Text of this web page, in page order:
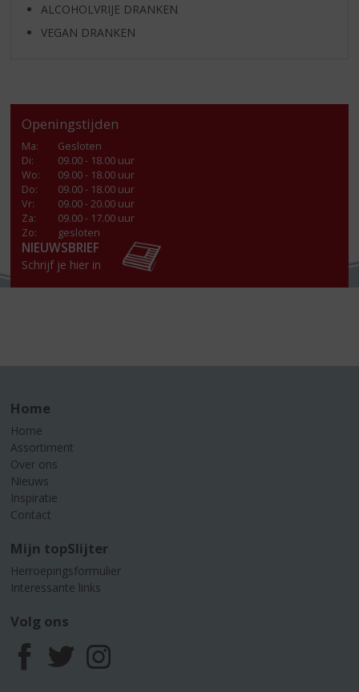
ALCOHOLVRIJE DRANKEN
VEGAN DRANKEN
Openingstijden
Ma:
Gesloten
Di:
09.00 - 18.00 uur
Wo:
09.00 - 18.00 uur
Do:
09.00 - 18.00 uur
Vr:
09.00 - 20.00 uur
Za:
09.00 - 17.00 uur
Zo:
gesloten
NIEUWSBRIEF
Schrijf je hier in
Home
Home
Assortiment
Over ons
Nieuws
Inspiratie
Contact
Mijn topSlijter
Herroepingsformulier
Interessante links
Volg ons
F
T
I